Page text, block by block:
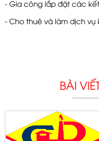
- Gia công lắp đặt các
- Cho thuê và làm dịch vụ
BÀI